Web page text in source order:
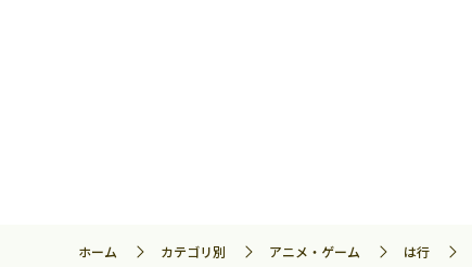
ホーム カテゴリ別 アニメ・ゲーム は行